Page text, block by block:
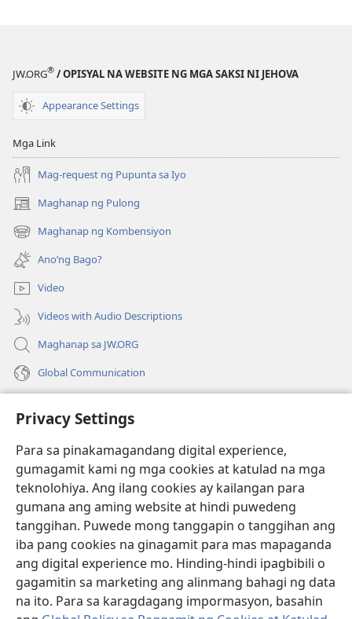
Privacy Settings
Para sa pinakamagandang digital experience,
gumagamit kami ng mga cookies at katulad na mga
teknolohiya. Ang ilang cookies ay kailangan para
gumana ang aming website at hindi puwedeng
tanggihan. Puwede mong tanggapin o tanggihan ang
iba pang cookies na ginagamit para mas mapaganda
ang digital experience mo. Hinding-hindi ipagbibili o
gagamitin sa marketing ang alinmang bahagi ng data
na ito. Para sa karagdagang impormasyon, basahin
ang ang
JW.ORG® / OPISYAL NA WEBSITE NG MGA SAKSI NI JEHOVA
Appearance Settings
Mga Link
Mag-request ng Pupunta sa Iyo
Maghanap ng Pulong
(may
bubukas
na
bagong
window)
Maghanap ng Kombensiyon
(may
bubukas
na
bagong
window)
Ano’ng Bago?
Video
Videos with Audio Descriptions
Maghanap sa JW.ORG
Global Communication
(may
na
bagong
window)
Watchtower ONLINE LIBRARY™
(may
bubukas
na
bagong
window)
JW Hub ®
(may
bubukas
bagong
window)
JW Library ®
Watchtower Library®